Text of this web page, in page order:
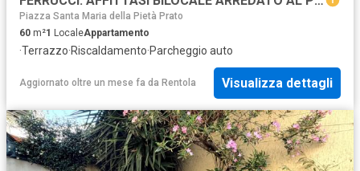
Piazza Santa Maria della Pietà Prato
60 m²1 LocaleAppartamento
·Terrazzo·Riscaldamento·Parcheggio auto
Aggiornato oltre un mese fa da Rentola Visualizza dettagli